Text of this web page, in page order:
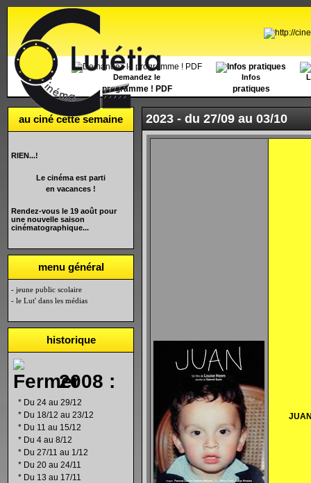
Accueil Demandez le
programme ! PDF
Infos
pratiques
au ciné cette semaine
RIEN...!
Le cinéma est parti
en vacances !
Rendez-vous le 19 août pour
une nouvelle saison
cinématographique...
menu général
- jeune public scolaire
- le Lut' dans les médias
historique
2008 :
* Du 24 au 29/12
* Du 18/12 au 23/12
* Du 11 au 15/12
* Du 4 au 8/12
* Du 27/11 au 1/12
* Du 20 au 24/11
* Du 13 au 17/11
2023 - du 27/09 au 03/10